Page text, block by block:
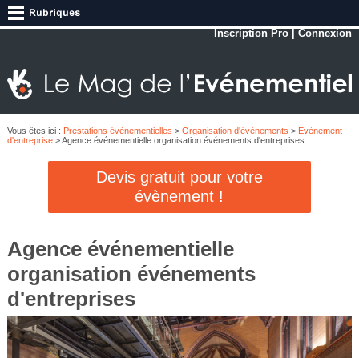
Inscription Pro |Connexion
Vous êtes ici : Prestations évènementielles > Organisation d'évènements > Evènement
d'entreprise> Agence événementielle organisation événements d'entreprises
Devis gratuit pour votre
évènement !
Agence événementielle
organisation événements
d'entreprises